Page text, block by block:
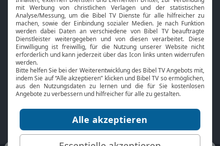
Bibelthek Online-Bibel
Nächster Gottesdienst
Bibel TV
Über uns
Jobs
Mediadaten
Service
Kontakt
TV-Empfang